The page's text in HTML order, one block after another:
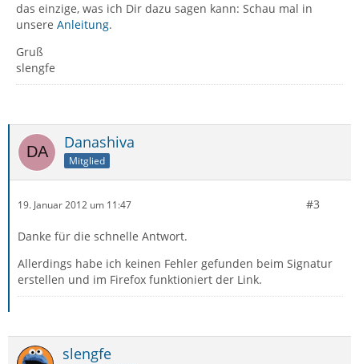
das einzige, was ich Dir dazu sagen kann: Schau mal in
unsere Anleitung.
Gruß
slengfe
Danashiva
Mitglied
19. Januar 2012 um 11:47 #3
Danke für die schnelle Antwort.
Allerdings habe ich keinen Fehler gefunden beim Signatur
erstellen und im Firefox funktioniert der Link.
slengfe